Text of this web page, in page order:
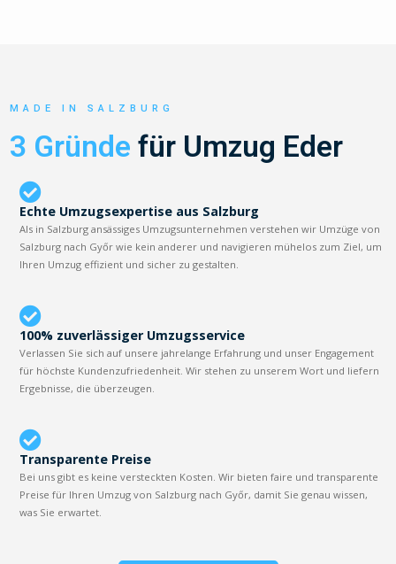
MADE IN SALZBURG
3 Gründe für Umzug Eder
Echte Umzugsexpertise aus Salzburg
Als in Salzburg ansässiges Umzugsunternehmen verstehen wir Umzüge von
Salzburg nach Győr wie kein anderer und navigieren mühelos zum Ziel, um
Ihren Umzug effizient und sicher zu gestalten.
100% zuverlässiger Umzugsservice
Verlassen Sie sich auf unsere jahrelange Erfahrung und unser Engagement
für höchste Kundenzufriedenheit. Wir stehen zu unserem Wort und liefern
Ergebnisse, die überzeugen.
Transparente Preise
Bei uns gibt es keine versteckten Kosten. Wir bieten faire und transparente
Preise für Ihren Umzug von Salzburg nach Győr, damit Sie genau wissen,
was Sie erwartet.